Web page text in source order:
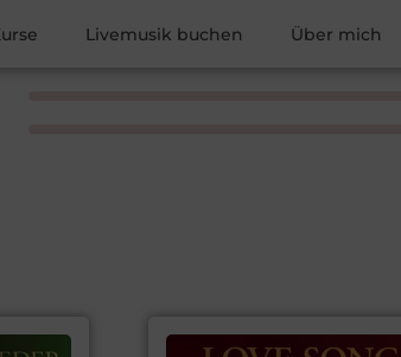
Livemusik buchen Über mich